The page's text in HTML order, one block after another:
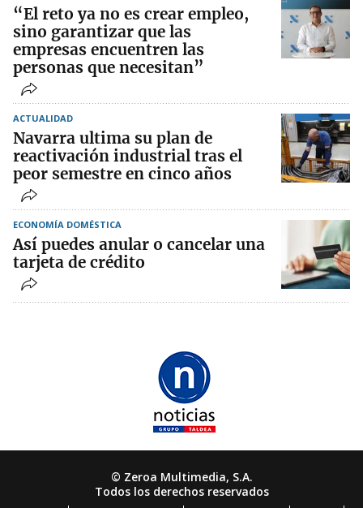
“El reto ya no es crear empleo,
sino garantizar que las
empresas encuentren las
personas que necesitan”
ACTUALIDAD
Navarra ultima su plan de
reactivación industrial tras el
peor semestre en cinco años
ECONOMÍA DOMÉSTICA
Así puedes anular o cancelar una
tarjeta de crédito
© Zeroa Multimedia, S.A.
Todos los derechos reservados